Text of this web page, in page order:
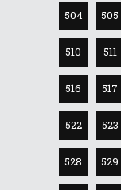
504 505
510 511
516 517
522 523
528 529